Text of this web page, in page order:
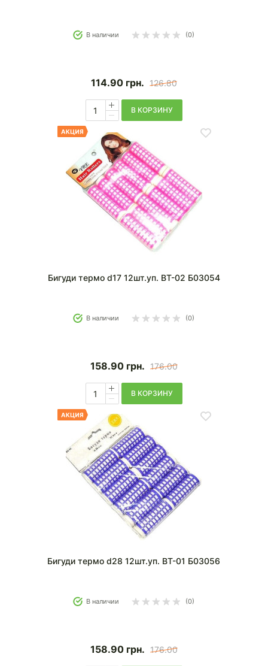
В наличии (0)
114.90 грн. 126.80
В КОРЗИНУ
Бигуди термо d17 12шт.уп. BT-02 Б03054
В наличии (0)
158.90 грн. 176.00
В КОРЗИНУ
Бигуди термо d28 12шт.уп. BT-01 Б03056
В наличии (0)
158.90 грн. 176.00